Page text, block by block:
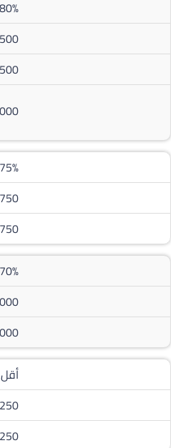
80%
2500
2500
15000
75%
2750
2750
70%
3000
3000
أقل
4250
4250